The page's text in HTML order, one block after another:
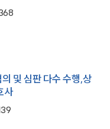
및 심판 다수 수행,상
사